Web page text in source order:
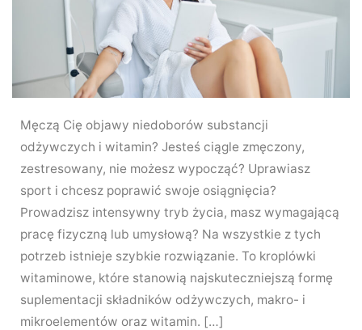
Męczą Cię objawy niedoborów substancji
odżywczych i witamin? Jesteś ciągle zmęczony,
zestresowany, nie możesz wypocząć? Uprawiasz
sport i chcesz poprawić swoje osiągnięcia?
Prowadzisz intensywny tryb życia, masz wymagającą
pracę fizyczną lub umysłową? Na wszystkie z tych
potrzeb istnieje szybkie rozwiązanie. To kroplówki
witaminowe, które stanowią najskuteczniejszą formę
suplementacji składników odżywczych, makro- i
mikroelementów oraz witamin. […]